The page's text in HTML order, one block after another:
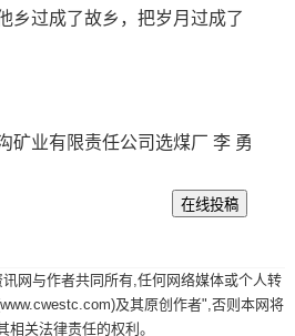
乡过成了故乡，把岁月过成了
矿业有限责任公司选煤厂 李 勇
网与作者共同所有,任何网络媒体或个人转
及其原创作者",否则本网将
相关法律责任的权利。